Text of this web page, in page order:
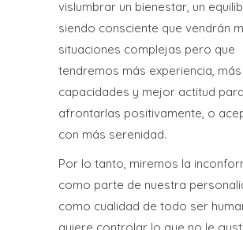
vislumbrar un bienestar, un
siendo consciente que vendrán
situaciones complejas pero que
tendremos más experiencia, más
capacidades y mejor actitud
afrontarlas positivamente, o
con más serenidad.
Por lo tanto, miremos la
como parte de nuestra
como cualidad de todo ser